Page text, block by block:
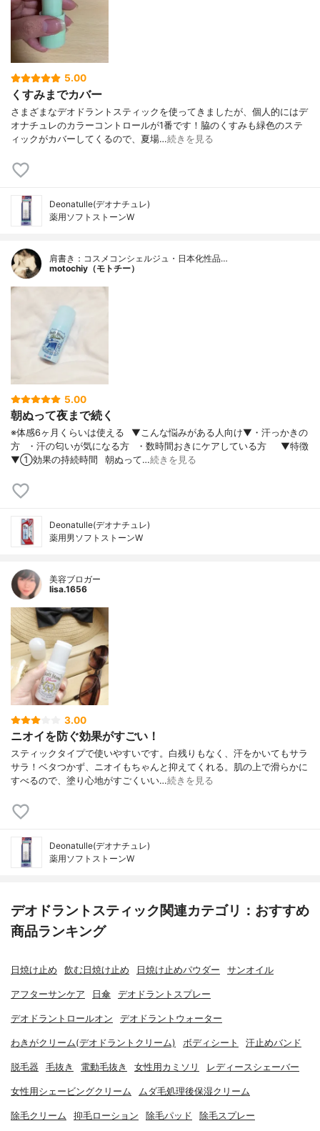
5.00
くすみまでカバー
さまざまなデオドラントスティックを使ってきましたが、個人的にはデ
オナチュレのカラーコントロールが1番です！脇のくすみも緑色のステ
ィックがカバーしてくるので、夏場…続きを見る
Deonatulle(デオナチュレ)
薬用ソフトストーンW
肩書き：コスメコンシェルジュ・日本化性品…
motochiy（モトチー）
5.00
朝ぬって夜まで続く
※体感6ヶ月くらいは使える⠀▼こんな悩みがある人向け▼・汗っかきの
方⠀・汗の匂いが気になる方⠀・数時間おきにケアしている方⠀⠀▼特徴
▼①効果の持続時間⠀朝ぬって…続きを見る
Deonatulle(デオナチュレ)
薬用男ソフトストーンW
美容ブロガー
lisa.1656
3.00
ニオイを防ぐ効果がすごい！
スティックタイプで使いやすいです。白残りもなく、汗をかいてもサラ
サラ！ベタつかず、ニオイもちゃんと抑えてくれる。肌の上で滑らかに
すべるので、塗り心地がすごくいい…続きを見る
Deonatulle(デオナチュレ)
薬用ソフトストーンW
デオドラントスティック関連カテゴリ：おすすめ
商品ランキング
日焼け止め 飲む日焼け止め 日焼け止めパウダー サンオイル
アフターサンケア 日傘 デオドラントスプレー
デオドラントロールオン デオドラントウォーター
わきがクリーム(デオドラントクリーム) ボディシート 汗止めバンド
脱毛器 毛抜き 電動毛抜き 女性用カミソリ レディースシェーバー
女性用シェービングクリーム ムダ毛処理後保湿クリーム
除毛クリーム 抑毛ローション 除毛パッド 除毛スプレー